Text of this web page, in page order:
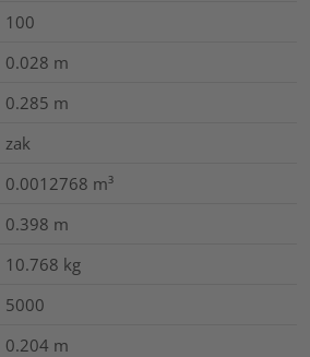
100
0.028 m
0.285 m
zak
0.0012768 m³
0.398 m
10.768 kg
5000
0.204 m